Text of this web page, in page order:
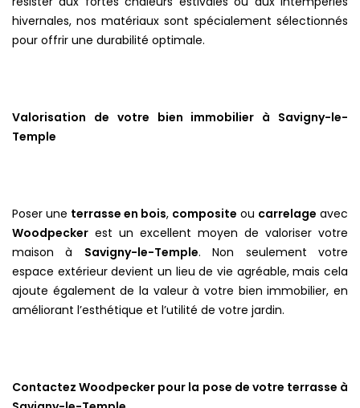
hivernales, nos matériaux sont spécialement sélectionnés
pour offrir une durabilité optimale.
Valorisation de votre bien immobilier à Savigny-le-
Temple
Poser une terrasse en bois, composite ou carrelage avec
Woodpecker est un excellent moyen de valoriser votre
maison à Savigny-le-Temple. Non seulement votre
espace extérieur devient un lieu de vie agréable, mais cela
ajoute également de la valeur à votre bien immobilier, en
améliorant l’esthétique et l’utilité de votre jardin.
Contactez Woodpecker pour la pose de votre terrasse à